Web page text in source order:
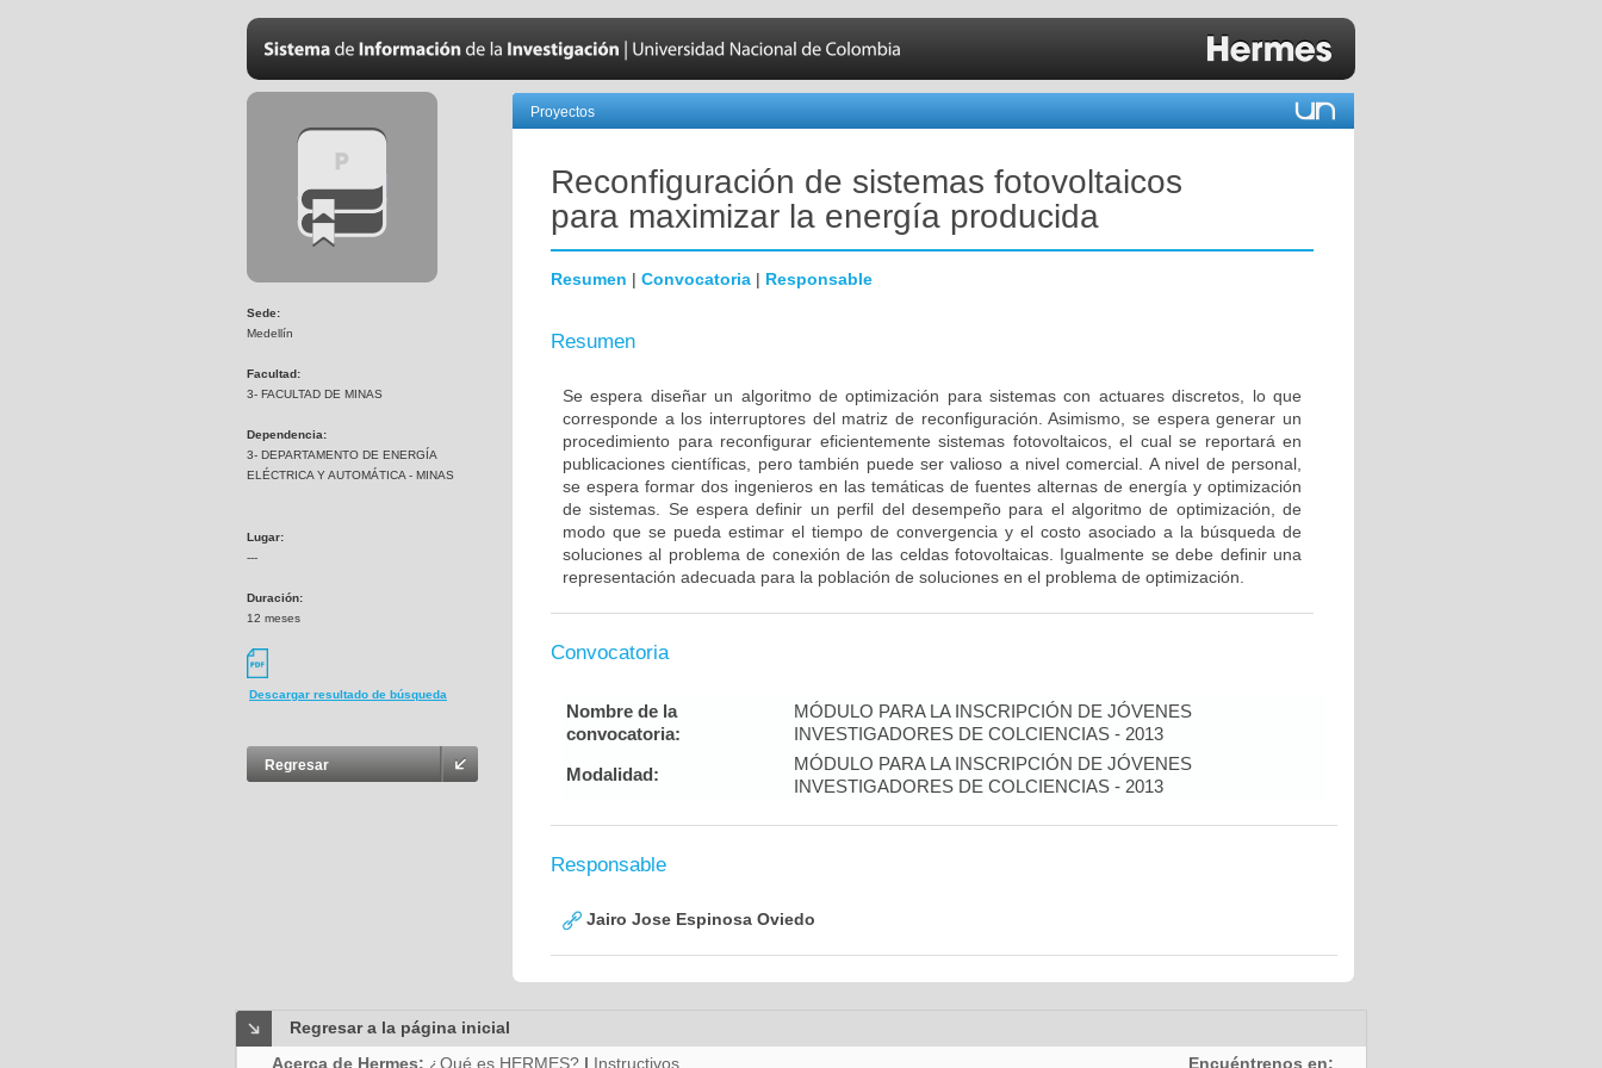
Sede:
Medellín
Facultad:
3- FACULTAD DE MINAS
Dependencia:
3- DEPARTAMENTO DE ENERGÍA
ELÉCTRICA Y AUTOMÁTICA - MINAS
Lugar:
---
Duración:
12 meses
Descargar resultado de búsqueda
Regresar
Proyectos
Reconfiguración de sistemas fotovoltaicos
para maximizar la energía producida
Resumen | Convocatoria | Responsable
Resumen
Se espera diseñar un algoritmo de optimización para sistemas con actuares discretos, lo que
corresponde a los interruptores del matriz de reconfiguración. Asimismo, se espera generar un
procedimiento para reconfigurar eficientemente sistemas fotovoltaicos, el cual se reportará en
publicaciones científicas, pero también puede ser valioso a nivel comercial. A nivel de personal,
se espera formar dos ingenieros en las temáticas de fuentes alternas de energía y optimización
de sistemas. Se espera definir un perfil del desempeño para el algoritmo de optimización, de
modo que se pueda estimar el tiempo de convergencia y el costo asociado a la búsqueda de
soluciones al problema de conexión de las celdas fotovoltaicas. Igualmente se debe definir una
representación adecuada para la población de soluciones en el problema de optimización.
Convocatoria
Nombre de la
convocatoria:
MÓDULO PARA LA INSCRIPCIÓN DE JÓVENES
INVESTIGADORES DE COLCIENCIAS - 2013
Modalidad:
MÓDULO PARA LA INSCRIPCIÓN DE JÓVENES
INVESTIGADORES DE COLCIENCIAS - 2013
Responsable
Jairo Jose Espinosa Oviedo
Regresar a la página inicial
Acerca de Hermes: ¿Qué es HERMES? | Instructivos Encuéntrenos en: